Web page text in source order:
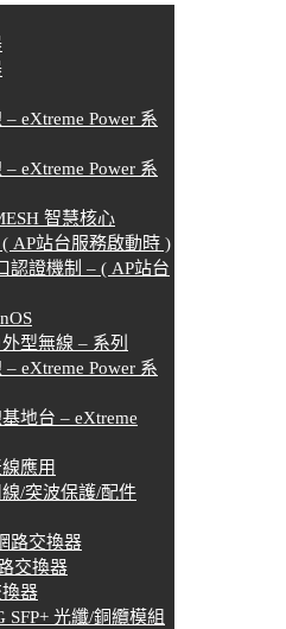
eXtreme Power 系
eXtreme Power 系
智慧核心
AP站台服務啟動時 )
認證機制 – ( AP站台
型無線 – 系列
eXtreme Power 系
地台 – eXtreme
應用
/突波保護/配件
路交換器
交換器
器
SFP+ 光纖/銅纜模組